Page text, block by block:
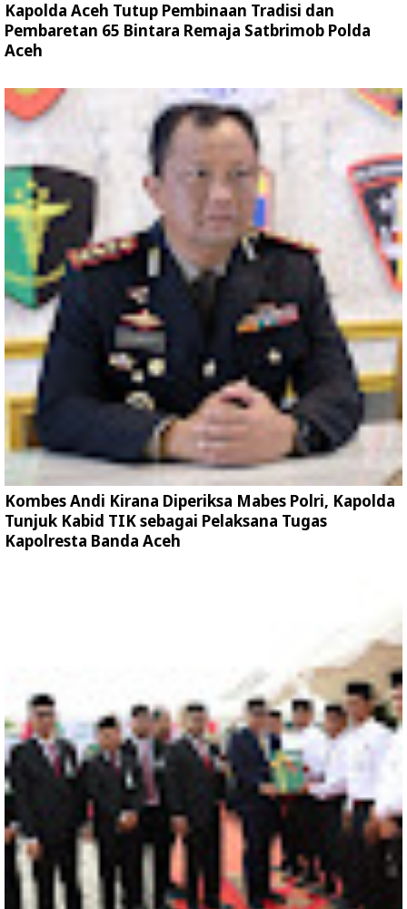
Kapolda Aceh Tutup Pembinaan Tradisi dan
Pembaretan 65 Bintara Remaja Satbrimob Polda
Aceh
Kombes Andi Kirana Diperiksa Mabes Polri, Kapolda
Tunjuk Kabid TIK sebagai Pelaksana Tugas
Kapolresta Banda Aceh